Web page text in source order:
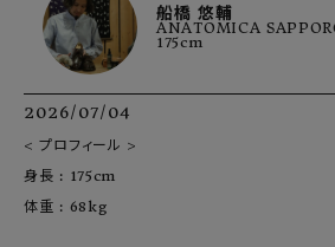
船橋 悠輔
ANATOMICA
175cm
2026/07/04
< プロフィール >
身長 : 175cm
体重 : 68kg